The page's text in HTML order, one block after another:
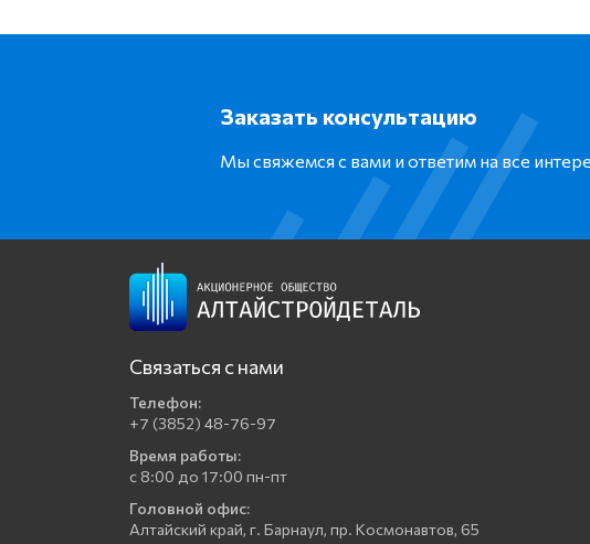
Заказать консультацию
Мы свяжемся с вами и ответим на все
Связаться с нами
Телефон:
+7 (3852) 48-76-97
Время работы:
с 8:00 до 17:00 пн-пт
Головной офис:
Алтайский край, г. Барнаул, пр. Космонавтов, 65